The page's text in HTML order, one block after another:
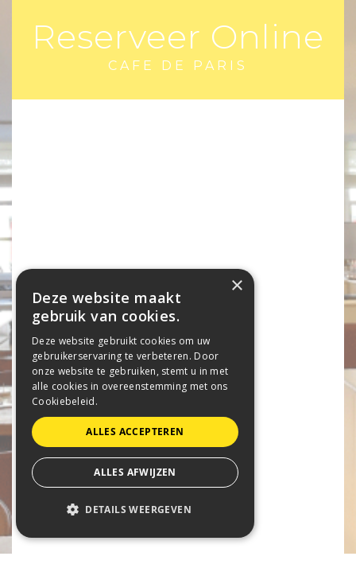
Reserveer Online
CAFE DE PARIS
×
Deze website maakt
gebruik van cookies.
Deze website gebruikt cookies om uw
gebruikerservaring te verbeteren. Door
onze website te gebruiken, stemt u in met
alle cookies in overeenstemming met ons
Cookiebeleid.
ALLES ACCEPTEREN
ALLES AFWIJZEN
DETAILS WEERGEVEN
STRIKT NOODZAKELIJK